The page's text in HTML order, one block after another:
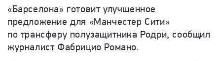
«Барселона» готовит улучшенное
предложение для «Манчестер Сити»
по трансферу полузащитника Родри, сообщил
журналист Фабрицио Романо.